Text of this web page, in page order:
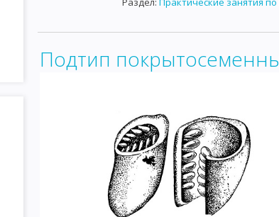
МАТЕРИАЛА НА СТЕРИЛЬНОСТЬ
РАЗМЕЩЕНИЕ
Подтип